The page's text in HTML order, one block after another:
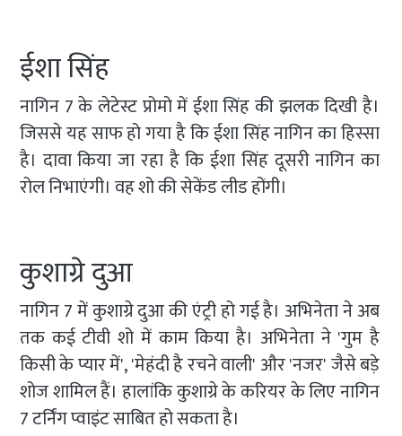
ईशा सिंह
नागिन 7 के लेटेस्ट प्रोमो में ईशा सिंह की झलक दिखी है।
जिससे यह साफ हो गया है कि ईशा सिंह नागिन का हिस्सा
है। दावा किया जा रहा है कि ईशा सिंह दूसरी नागिन का
रोल निभाएंगी। वह शो की सेकेंड लीड होंगी।
कुशाग्रे दुआ
नागिन 7 में कुशाग्रे दुआ की एंट्री हो गई है। अभिनेता ने अब
तक कई टीवी शो में काम किया है। अभिनेता ने 'गुम है
किसी के प्यार में', 'मेहंदी है रचने वाली' और 'नजर' जैसे बड़े
शोज शामिल हैं। हालांकि कुशाग्रे के करियर के लिए नागिन
7 टर्निंग प्वाइंट साबित हो सकता है।